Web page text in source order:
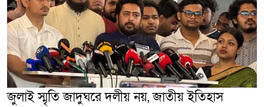
জুলাই স্মৃতি জাদুঘরে দলীয় নয়, জাতীয় ইতিহাস